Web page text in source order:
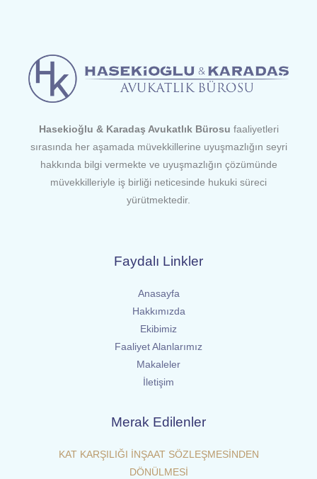
Hasekioğlu & Karadaş Avukatlık Bürosu faaliyetleri
sırasında her aşamada müvekkillerine uyuşmazlığın seyri
hakkında bilgi vermekte ve uyuşmazlığın çözümünde
müvekkilleriyle iş birliği neticesinde hukuki süreci
yürütmektedir.
Faydalı Linkler
Anasayfa
Hakkımızda
Ekibimiz
Faaliyet Alanlarımız
Makaleler
İletişim
Merak Edilenler
KAT KARŞILIĞI İNŞAAT SÖZLEŞMESİNDEN
DÖNÜLMESİ